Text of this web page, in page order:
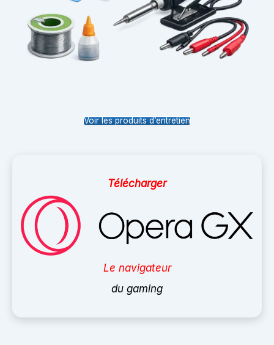
Voir les produits d’entretien
Télécharger
Le navigateur
du gaming